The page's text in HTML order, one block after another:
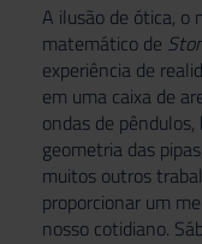
A ilusão de ótica, o
matemático de
experiência de
em uma caixa de
ondas de
geometria das
muitos outros
proporcionar um
nosso cotidiano.